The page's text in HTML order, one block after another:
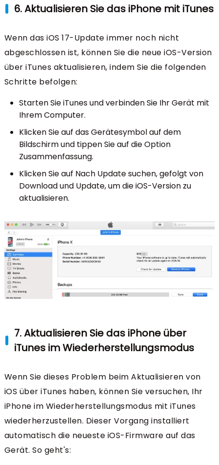
6. Aktualisieren Sie das iPhone mit iTunes
Wenn das iOS 17-Update immer noch nicht
abgeschlossen ist, können Sie die neue iOS-Version
über iTunes aktualisieren, indem Sie die folgenden
Schritte befolgen:
Starten Sie iTunes und verbinden Sie Ihr Gerät mit
Ihrem Computer.
Klicken Sie auf das Gerätesymbol auf dem
Bildschirm und tippen Sie auf die Option
Zusammenfassung.
Klicken Sie auf Nach Update suchen, gefolgt von
Download und Update, um die iOS-Version zu
aktualisieren.
7. Aktualisieren Sie das iPhone über
iTunes im Wiederherstellungsmodus
Wenn Sie dieses Problem beim Aktualisieren von
iOS über iTunes haben, können Sie versuchen, Ihr
iPhone im Wiederherstellungsmodus mit iTunes
wiederherzustellen. Dieser Vorgang installiert
automatisch die neueste iOS-Firmware auf das
Gerät. So geht's: